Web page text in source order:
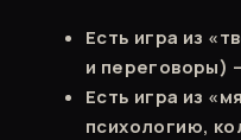
Есть игра из
и переговоры)
Есть игра из
психологию,